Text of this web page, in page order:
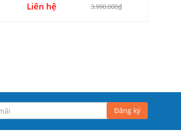
Liên hệ 3.990.000₫
Đăng ký